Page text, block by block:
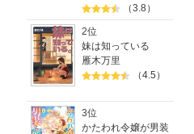
（3.8）
2位
妹は知っている
雁木万里
（4.5）
3位
かたわれ令嬢が男装